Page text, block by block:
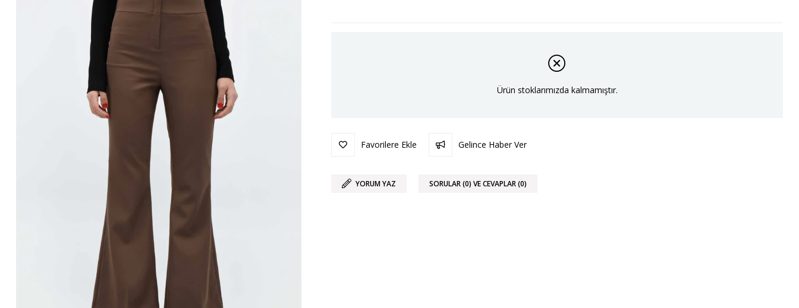
Ürün stoklarımızda kalmamıştır.
Favorilere Ekle Gelince Haber Ver
YORUM YAZ SORULAR (0) VE CEVAPLAR (0)